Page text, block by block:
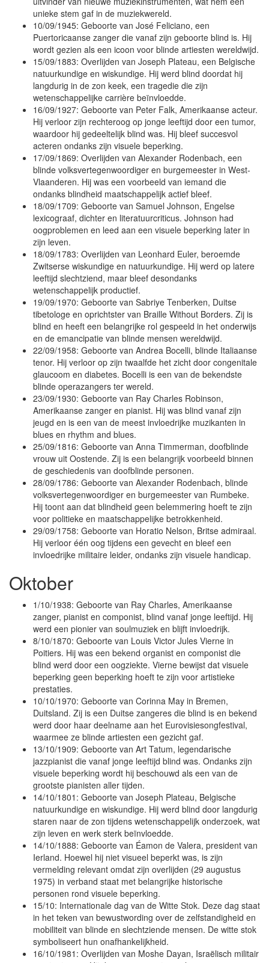
unieke stem gaf in de muziekwereld.
10/09/1945: Geboorte van José Feliciano, een
Puertoricaanse zanger die vanaf zijn geboorte blind is. Hij
wordt gezien als een icoon voor blinde artiesten wereldwijd.
15/09/1883: Overlijden van Joseph Plateau, een Belgische
natuurkundige en wiskundige. Hij werd blind doordat hij
langdurig in de zon keek, een tragedie die zijn
wetenschappelijke carrière beïnvloedde.
16/09/1927: Geboorte van Peter Falk, Amerikaanse acteur.
Hij verloor zijn rechteroog op jonge leeftijd door een tumor,
waardoor hij gedeeltelijk blind was. Hij bleef succesvol
acteren ondanks zijn visuele beperking.
17/09/1869: Overlijden van Alexander Rodenbach, een
blinde volksvertegenwoordiger en burgemeester in West-
Vlaanderen. Hij was een voorbeeld van iemand die
ondanks blindheid maatschappelijk actief bleef.
18/09/1709: Geboorte van Samuel Johnson, Engelse
lexicograaf, dichter en literatuurcriticus. Johnson had
oogproblemen en leed aan een visuele beperking later in
zijn leven.
18/09/1783: Overlijden van Leonhard Euler, beroemde
Zwitserse wiskundige en natuurkundige. Hij werd op latere
leeftijd slechtziend, maar bleef desondanks
wetenschappelijk productief.
19/09/1970: Geboorte van Sabriye Tenberken, Duitse
tibetologe en oprichtster van Braille Without Borders. Zij is
blind en heeft een belangrijke rol gespeeld in het onderwijs
en de emancipatie van blinde mensen wereldwijd.
22/09/1958: Geboorte van Andrea Bocelli, blinde Italiaanse
tenor. Hij verloor op zijn twaalfde het zicht door congenitale
glaucoom en diabetes. Bocelli is een van de bekendste
blinde operazangers ter wereld.
23/09/1930: Geboorte van Ray Charles Robinson,
Amerikaanse zanger en pianist. Hij was blind vanaf zijn
jeugd en is een van de meest invloedrijke muzikanten in
blues en rhythm and blues.
25/09/1816: Geboorte van Anna Timmerman, doofblinde
vrouw uit Oostende. Zij is een belangrijk voorbeeld binnen
de geschiedenis van doofblinde personen.
28/09/1786: Geboorte van Alexander Rodenbach, blinde
volksvertegenwoordiger en burgemeester van Rumbeke.
Hij toont aan dat blindheid geen belemmering hoeft te zijn
voor politieke en maatschappelijke betrokkenheid.
29/09/1758: Geboorte van Horatio Nelson, Britse admiraal.
Hij verloor één oog tijdens een gevecht en bleef een
invloedrijke militaire leider, ondanks zijn visuele handicap.
Oktober
1/10/1938: Geboorte van Ray Charles, Amerikaanse
zanger, pianist en componist, blind vanaf jonge leeftijd. Hij
werd een pionier van soulmuziek en blijft invloedrijk.
8/10/1870: Geboorte van Louis Victor Jules Vierne in
Poitiers. Hij was een bekend organist en componist die
blind werd door een oogziekte. Vierne bewijst dat visuele
beperking geen beperking hoeft te zijn voor artistieke
prestaties.
10/10/1970: Geboorte van Corinna May in Bremen,
Duitsland. Zij is een Duitse zangeres die blind is en bekend
werd door haar deelname aan het Eurovisiesongfestival,
waarmee ze blinde artiesten een gezicht gaf.
13/10/1909: Geboorte van Art Tatum, legendarische
jazzpianist die vanaf jonge leeftijd blind was. Ondanks zijn
visuele beperking wordt hij beschouwd als een van de
grootste pianisten aller tijden.
14/10/1801: Geboorte van Joseph Plateau, Belgische
natuurkundige en wiskundige. Hij werd blind door langdurig
staren naar de zon tijdens wetenschappelijk onderzoek, wat
zijn leven en werk sterk beïnvloedde.
14/10/1888: Geboorte van Éamon de Valera, president van
Ierland. Hoewel hij niet visueel beperkt was, is zijn
vermelding relevant omdat zijn overlijden (29 augustus
1975) in verband staat met belangrijke historische
personen rond visuele beperking.
15/10: Internationale dag van de Witte Stok. Deze dag staat
in het teken van bewustwording over de zelfstandigheid en
mobiliteit van blinde en slechtziende mensen. De witte stok
symboliseert hun onafhankelijkheid.
16/10/1981: Overlijden van Moshe Dayan, Israëlisch militair